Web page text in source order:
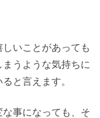
いことがあっても
うような気持ちに
と言えます。
事になっても、そ